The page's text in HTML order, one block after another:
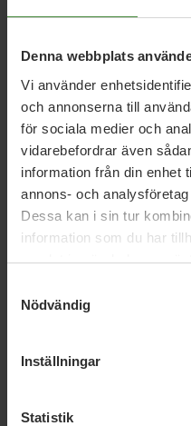
Denna webbplats
Vi använder
och annonserna till
för sociala medier och
vidarebefordrar även
information från din enhet
annons- och
Dessa kan i sin tur
information som du har
samlat in när du har
Nödvändig
Inställningar
Statistik
Karlstad, 15 september 2023
Krönika Anna
ryggrad